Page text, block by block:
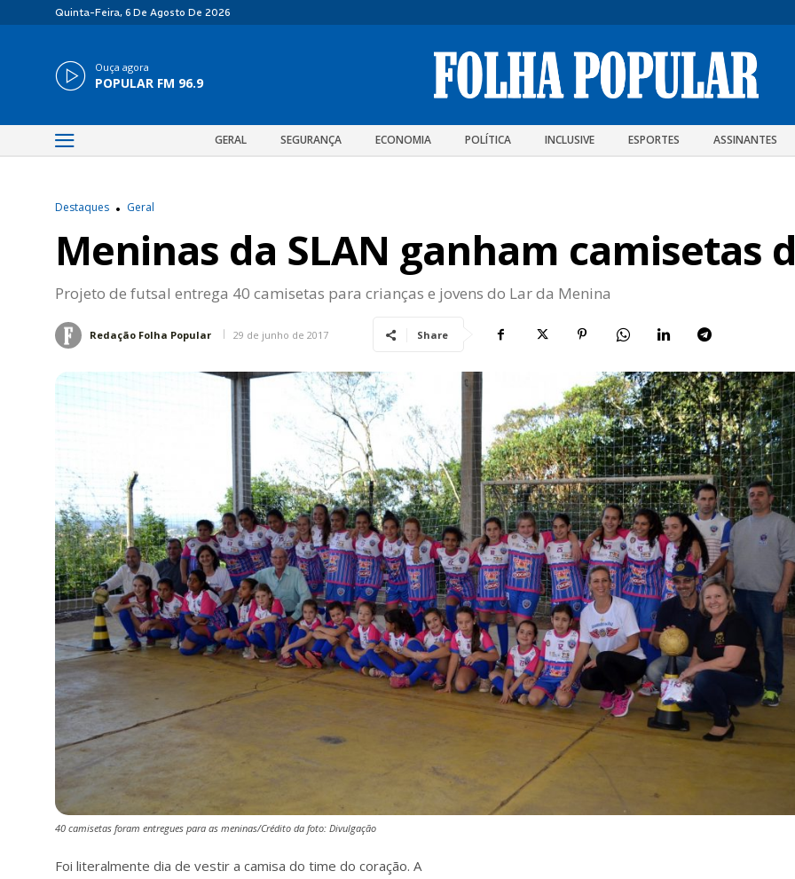
Quinta-Feira, 6 De Agosto De 2026
Ouça agora
POPULAR FM 96.9
GERAL SEGURANÇA ECONOMIA POLÍTICA INCLUSIVE ESPORTES ASSINANTES
Destaques Geral
Meninas da SLAN ganham camisetas
Projeto de futsal entrega 40 camisetas para crianças e jovens do Lar da Menina
Redação Folha Popular 29 de junho de 2017 Share
40 camisetas foram entregues para as meninas/Crédito da foto: Divulgação
Foi literalmente dia de vestir a camisa do time do coração. A